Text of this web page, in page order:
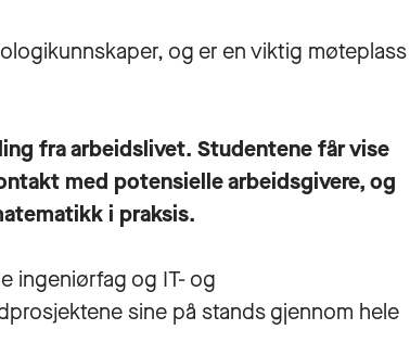
og er en viktig møteplass
fra arbeidslivet. Studentene får vise
med potensielle arbeidsgivere, og
i praksis.
ingeniørfag og IT- og
sine på stands gjennom hele